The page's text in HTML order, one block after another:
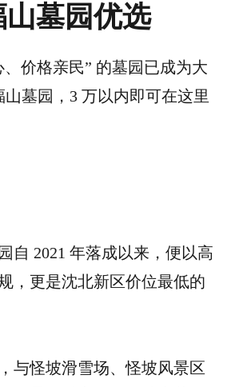
墓园优选
价格亲民” 的墓园已成为大
墓园，3 万以内即可在这里
自 2021 年落成以来，便以高
，更是沈北新区价位最低的
与怪坡滑雪场、怪坡风景区